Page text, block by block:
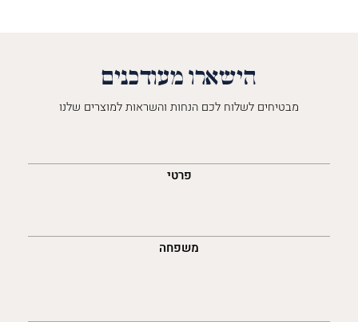
הישארו מעודכנים
מבטיחים לשלוח לכם הנחות והשראות למוצרים שלנו
פרטי
משפחה